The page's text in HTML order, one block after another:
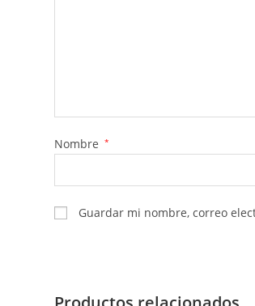
Nombre *
Guardar mi nombre, correo